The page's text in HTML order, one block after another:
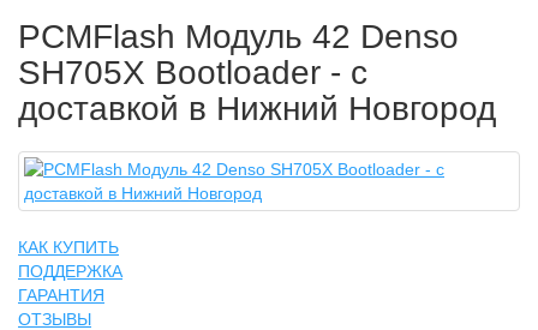
PCMFlash Модуль 42 Denso
SH705X Bootloader - с
доставкой в Нижний Новгород
КАК КУПИТЬ
ПОДДЕРЖКА
ГАРАНТИЯ
ОТЗЫВЫ